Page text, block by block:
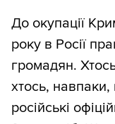
До окупації
року в Росії
громадян.
хтось, навпаки,
російські